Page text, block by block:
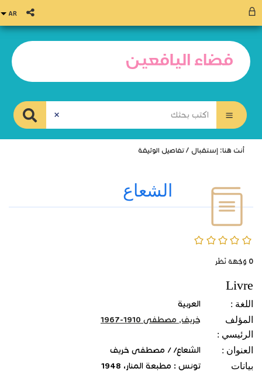
أنت هنا: إستقبال / تفاصيل الوثيقة
0/5
0 وُجْهَة نَظَر
الشعاع
Livre
اللغة :
العربية
المؤلف
الرئيسي :
خريف, مصطفى 1910-1967
العنوان :
الشعاع/ / مصطفى خريف
بيانات
تونس : مطبعة المنار، 1948